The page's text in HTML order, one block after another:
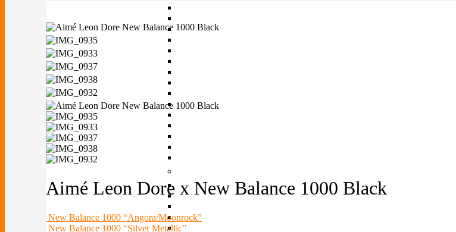
Aimé Leon Dore x New Balance 1000 Black
New Balance 1000 “Angora/Moonrock”
New Balance 1000 “Silver Metallic”